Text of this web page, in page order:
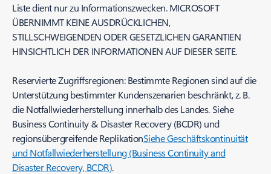
Liste dient nur zu Informationszwecken. MICROSOFT
ÜBERNIMMT KEINE AUSDRÜCKLICHEN,
STILLSCHWEIGENDEN ODER GESETZLICHEN GARANTIEN
HINSICHTLICH DER INFORMATIONEN AUF DIESER SEITE.
Reservierte Zugriffsregionen: Bestimmte Regionen sind auf die
Unterstützung bestimmter Kundenszenarien beschränkt, z. B.
die Notfallwiederherstellung innerhalb des Landes. Siehe
Business Continuity & Disaster Recovery (BCDR) und
regionsübergreifende ReplikationSiehe Geschäftskontinuität
und Notfallwiederherstellung (Business Continuity and
Disaster Recovery, BCDR).